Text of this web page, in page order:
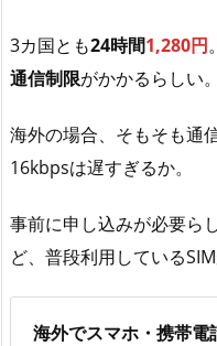
3カ国とも24時間1,280円
通信制限がかかるらしい。
海外の場合、そもそも通
16kbpsは遅すぎるか。
事前に申し込みが必要ら
ど、普段利用している
海外でスマホ・携帯電